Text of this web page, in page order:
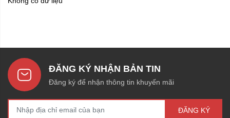
ĐĂNG KÝ NHẬN BẢN TIN
Đăng ký để nhận thông tin khuyến mãi
ĐĂNG KÝ